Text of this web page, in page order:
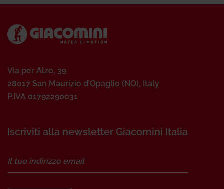
Via per Alzo, 39
28017 San Maurizio d’Opaglio (NO), Italy
P.IVA 01792290031
Iscriviti alla newsletter Giacomini Italia